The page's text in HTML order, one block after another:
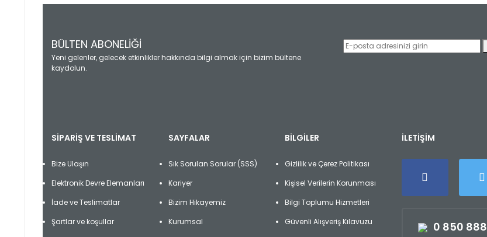
Yorum Yaz
Görüş ve önerileriniz için teşekkür ederiz.
Ürün bilgilerinde hatalar bulunuyor.
BÜLTEN ABONELİĞİ
Yeni gelenler, gelecek etkinlikler hakkında bilgi almak için bizim bültene
kaydolun.
SİPARİŞ VE TESLİMAT
Bize Ulaşın
Elektronik Devre Elemanları
İade ve Teslimatlar
Şartlar ve koşullar
SAYFALAR
Sık Sorulan Sorular (SSS)
Kariyer
Bizim Hikayemiz
Kurumsal
BİLGİLER
Gizlilik ve Çerez Politikası
Kişisel Verilerin Korunması
Bilgi Toplumu Hizmetleri
Güvenli Alışveriş Kılavuzu
İLETİŞİM
0 850